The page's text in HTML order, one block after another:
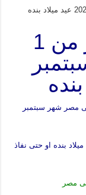
عروض بنده مصر من 1
حتى 15 سبتمبر
مصر شهر سبتمبر
حتى 15 سبتمبر 2024 عيد ميلاد بنده او حتى نفاذ
مصر